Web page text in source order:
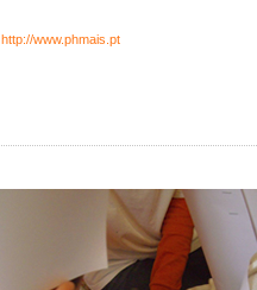
http://www.phmais.pt